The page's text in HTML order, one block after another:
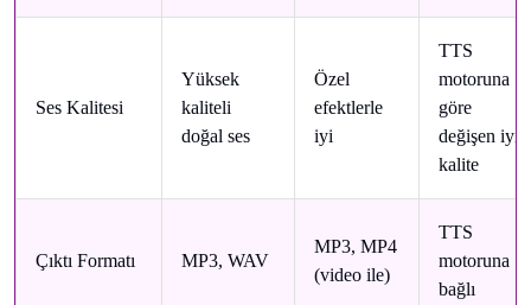
Ses Kalitesi
Yüksek
kaliteli
doğal ses
Özel
efektlerle
iyi
TTS
motoruna
göre
değişen iyi
kalite
Çıktı Formatı MP3, WAV
MP3, MP4
(video ile)
TTS
motoruna
bağlı